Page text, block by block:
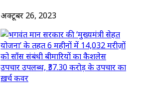
अक्टूबर 26, 2023